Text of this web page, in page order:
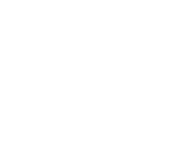
Service
erreichbar unter:
0